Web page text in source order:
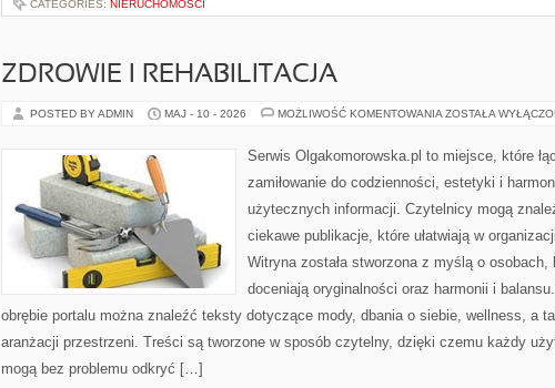
CATEGORIES: NIERUCHOMOŚCI
ZDROWIE I REHABILITACJA
POSTED BY ADMIN MAJ - 10 - 2026 MOŻLIWOŚĆ KOMENTOWANIA ZDROWIE
ZOSTAŁA
Serwis Olgakomorowska.pl to miejsce, które
zamiłowanie do codzienności, estetyki i
użytecznych informacji. Czytelnicy mogą
ciekawe publikacje, które ułatwiają w
Witryna została stworzona z myślą o osobach,
doceniają oryginalności oraz harmonii i
obrębie portalu można znaleźć teksty dotyczące mody, dbania o siebie, wellness, a
aranżacji przestrzeni. Treści są tworzone w sposób czytelny, dzięki czemu każdy
mogą bez problemu odkryć […]